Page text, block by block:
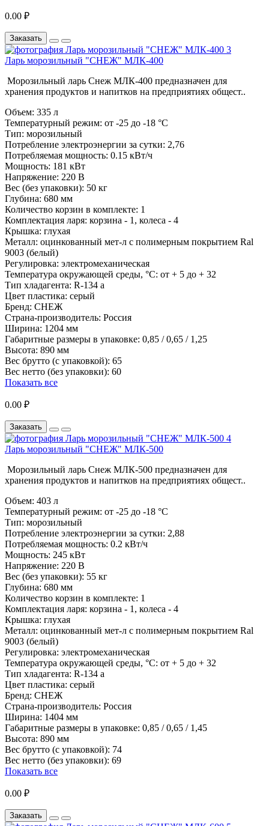
0.00 ₽
Заказать
Ларь морозильный "СНЕЖ" МЛК-400
Морозильный ларь Снеж МЛК-400 предназначен для
хранения продуктов и напитков на предприятиях общест..
Объем: 335 л
Температурный режим: от -25 до -18 °С
Тип: морозильный
Потребление электроэнергии за сутки: 2,76
Потребляемая мощность: 0.15 кВт/ч
Мощность: 181 кВт
Напряжение: 220 В
Вес (без упаковки): 50 кг
Глубина: 680 мм
Количество корзин в комплекте: 1
Комплектация ларя: корзина - 1, колеса - 4
Крышка: глухая
Металл: оцинкованный мет-л с полимерным покрытием Ral
9003 (белый)
Регулировка: электромеханическая
Температура окружающей среды, °С: от + 5 до + 32
Тип хладагента: R-134 a
Цвет пластика: серый
Бренд: СНЕЖ
Страна-производитель: Россия
Ширина: 1204 мм
Габаритные размеры в упаковке: 0,85 / 0,65 / 1,25
Высота: 890 мм
Вес брутто (с упаковкой): 65
Вес нетто (без упаковки): 60
Показать все
0.00 ₽
Заказать
Ларь морозильный "СНЕЖ" МЛК-500
Морозильный ларь Снеж МЛК-500 предназначен для
хранения продуктов и напитков на предприятиях общест..
Объем: 403 л
Температурный режим: от -25 до -18 °С
Тип: морозильный
Потребление электроэнергии за сутки: 2,88
Потребляемая мощность: 0.2 кВт/ч
Мощность: 245 кВт
Напряжение: 220 В
Вес (без упаковки): 55 кг
Глубина: 680 мм
Количество корзин в комплекте: 1
Комплектация ларя: корзина - 1, колеса - 4
Крышка: глухая
Металл: оцинкованный мет-л с полимерным покрытием Ral
9003 (белый)
Регулировка: электромеханическая
Температура окружающей среды, °С: от + 5 до + 32
Тип хладагента: R-134 a
Цвет пластика: серый
Бренд: СНЕЖ
Страна-производитель: Россия
Ширина: 1404 мм
Габаритные размеры в упаковке: 0,85 / 0,65 / 1,45
Высота: 890 мм
Вес брутто (с упаковкой): 74
Вес нетто (без упаковки): 69
Показать все
0.00 ₽
Заказать